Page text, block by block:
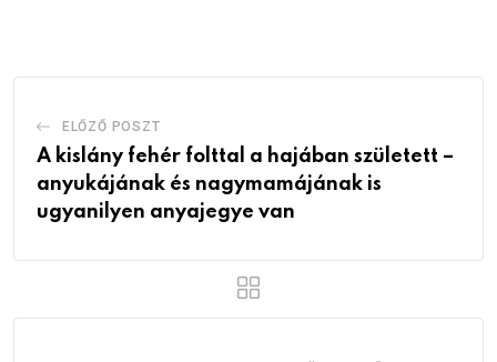
ELŐZŐ POSZT
A kislány fehér folttal a hajában született –
anyukájának és nagymamájának is
ugyanilyen anyajegye van